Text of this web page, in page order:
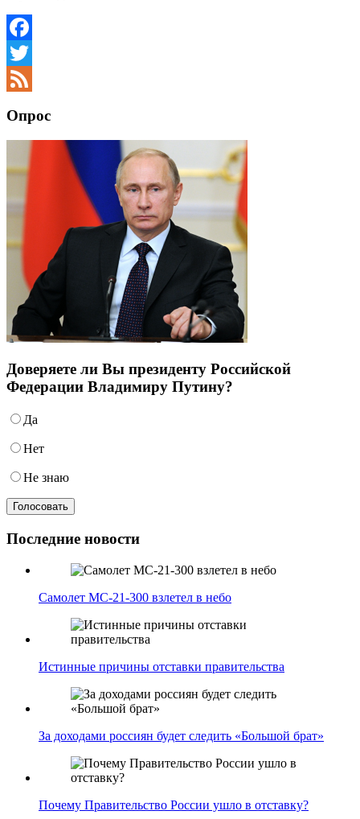
Facebook
Twitter
Опрос
Доверяете ли Вы президенту Российской
Федерации Владимиру Путину?
Да
Нет
Не знаю
Последние новости
Самолет МС-21-300 взлетел в небо
Истинные причины отставки правительства
За доходами россиян будет следить «Большой брат»
Почему Правительство России ушло в отставку?